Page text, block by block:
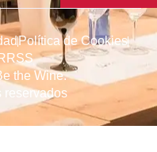
the Wine.
reservados
Política de Cookies